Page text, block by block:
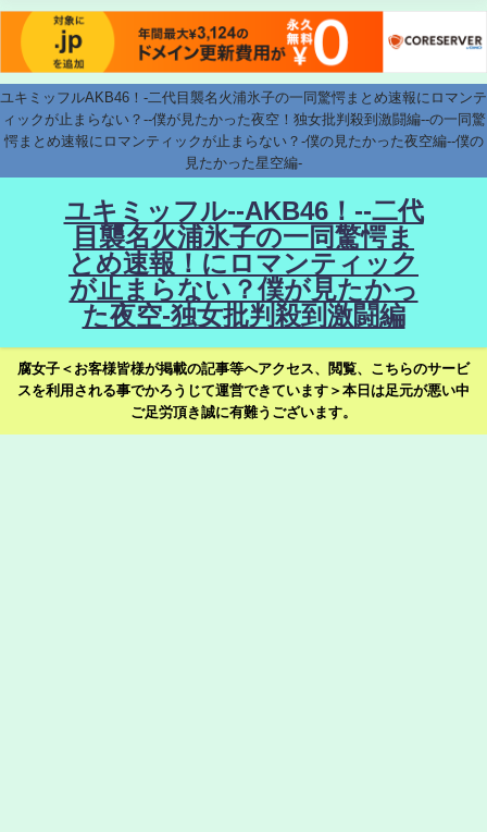
ユキミッフルAKB46！-二代目襲名火浦氷子の一同驚愕まとめ速報にロマンテ
ィックが止まらない？--僕が見たかった夜空！独女批判殺到激闘編--の一同驚
愕まとめ速報にロマンティックが止まらない？-僕の見たかった夜空編--僕の
見たかった星空編-
ユキミッフル--AKB46！--二代
目襲名火浦氷子の一同驚愕ま
とめ速報！にロマンティック
が止まらない？僕が見たかっ
た夜空-独女批判殺到激闘編
腐女子＜お客様皆様が掲載の記事等へアクセス、閲覧、こちらのサービ
スを利用される事でかろうじて運営できています＞本日は足元が悪い中
ご足労頂き誠に有難うございます。